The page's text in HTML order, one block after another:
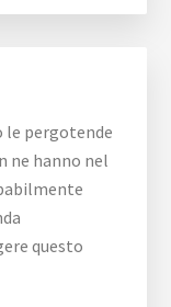
le pergotende
ne hanno nel
questo